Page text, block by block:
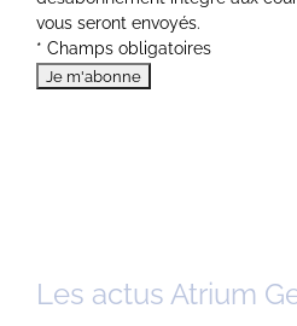
vous seront envoyés.
* Champs obligatoires
Les actus Atrium